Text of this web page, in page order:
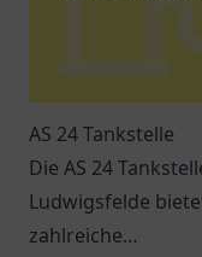
AS 24 Tankstelle
Die AS 24
Ludwigsfelde
zahlreiche